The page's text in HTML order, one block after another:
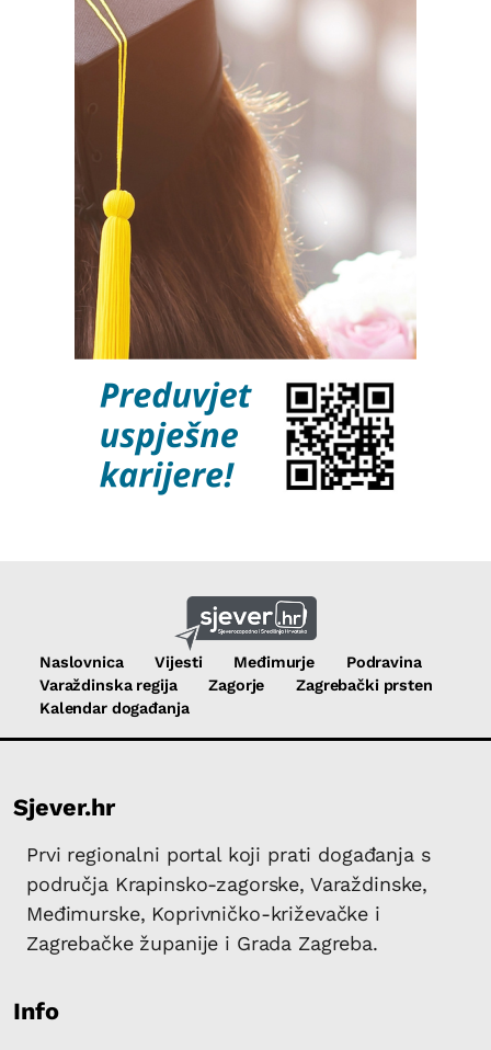
Naslovnica Vijesti Međimurje
Podravina
Varaždinska regija
Zagorje
Zagrebački prsten
Kalendar događanja
Sjever.hr
Prvi regionalni portal koji prati događanja s
područja Krapinsko-zagorske, Varaždinske,
Međimurske, Koprivničko-križevačke i
Zagrebačke županije i Grada Zagreba.
Info